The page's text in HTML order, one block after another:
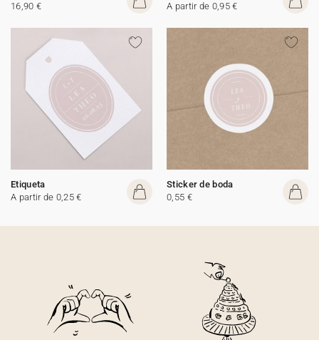
16,90 €
A partir de 0,95 €
Etiqueta
A partir de 0,25 €
Sticker de boda
0,55 €